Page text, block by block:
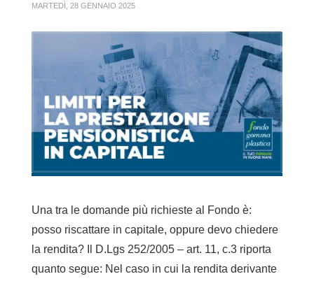
MARTEDÌ, 28 GENNAIO 2025
Una tra le domande più richieste al Fondo è:
posso riscattare in capitale, oppure devo chiedere
la rendita? Il D.Lgs 252/2005 – art. 11, c.3 riporta
quanto segue: Nel caso in cui la rendita derivante